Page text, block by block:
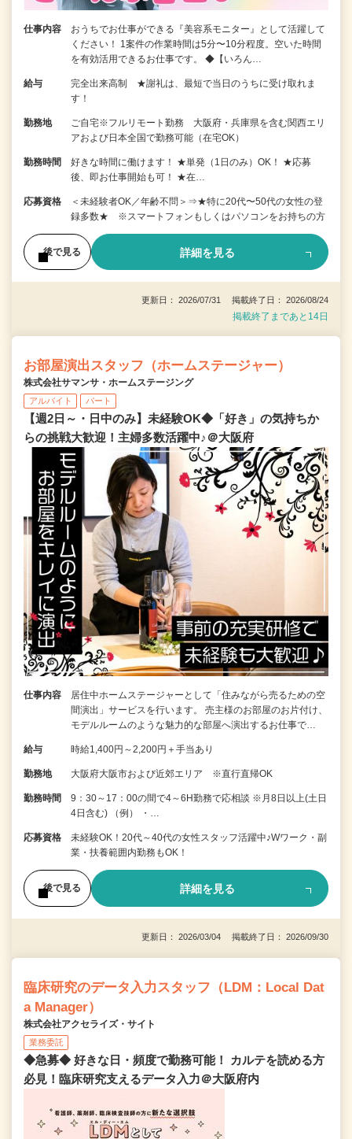
仕事内容
おうちでお仕事ができる『美容系モニター』として活躍して
ください！ 1案件の作業時間は5分〜10分程度。空いた時間
を有効活用できるお仕事です。 ◆【いろん…
給与
完全出来高制 ★謝礼は、最短で当日のうちに受け取れま
す！
勤務地
ご自宅※フルリモート勤務 大阪府・兵庫県を含む関西エリ
アおよび日本全国で勤務可能（在宅OK）
勤務時間
好きな時間に働けます！ ★単発（1日のみ）OK！ ★応募
後、即お仕事開始も可！ ★在…
応募資格
＜未経験者OK／年齢不問＞⇒★特に20代〜50代の女性の登
録多数★ ※スマートフォンもしくはパソコンをお持ちの方
後で見る 詳細を見る
更新日： 2026/07/31 掲載終了日： 2026/08/24
掲載終了まであと14日
お部屋演出スタッフ（ホームステージャー）
株式会社サマンサ・ホームステージング
アルバイト パート
【週2日～・日中のみ】未経験OK◆「好き」の気持ちか
らの挑戦大歓迎！主婦多数活躍中♪＠大阪府
仕事内容
居住中ホームステージャーとして「住みながら売るための空
間演出」サービスを行います。 売主様のお部屋のお片付け、
モデルルームのような魅力的な部屋へ演出するお仕事で…
給与 時給1,400円～2,200円＋手当あり
勤務地 大阪府大阪市および近郊エリア ※直行直帰OK
勤務時間
9：30～17：00の間で4～6H勤務で応相談 ※月8日以上(土日
4日含む) （例） ・…
応募資格
未経験OK！20代～40代の女性スタッフ活躍中♪Wワーク・副
業・扶養範囲内勤務もOK！
後で見る 詳細を見る
更新日： 2026/03/04 掲載終了日： 2026/09/30
臨床研究のデータ入力スタッフ（LDM：Local Dat
a Manager）
株式会社アクセライズ・サイト
業務委託
◆急募◆ 好きな日・頻度で勤務可能！ カルテを読める方
必見！臨床研究支えるデータ入力＠大阪府内